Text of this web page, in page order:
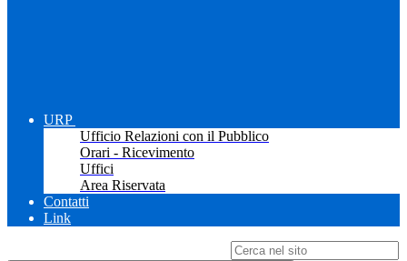
URP
Ufficio Relazioni con il Pubblico
Orari - Ricevimento
Uffici
Area Riservata
Contatti
Link